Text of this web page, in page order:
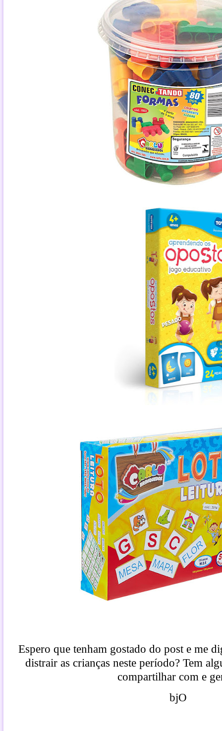
Espero que tenham gostado do post e me
distrair as crianças neste período? Tem
compartilhar com e
bjO